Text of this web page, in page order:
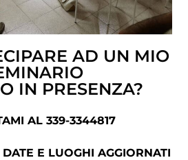
AD UN MIO
IN PRESENZA?
AL 339-3344817
E LUOGHI AGGIORNATI